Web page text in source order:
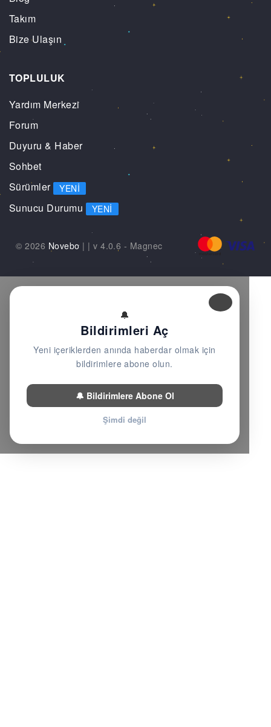
Takım
Bize Ulaşın
TOPLULUK
Yardım Merkezi
Forum
Duyuru & Haber
Sohbet
Sürümler YENI
Sunucu Durumu YENI
© 2026 Novebo | | v 4.0.6 - Magnec
🔔
Bildirimleri Aç
Yeni içeriklerden anında haberdar olmak için
bildirimlere abone olun.
🔔 Bildirimlere Abone Ol
Şimdi değil